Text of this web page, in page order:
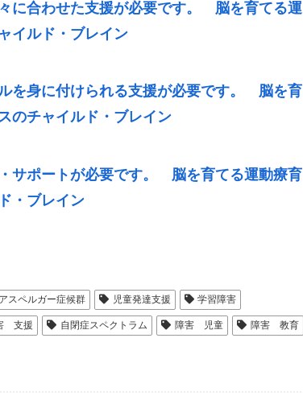
に合わせた支援が必要です。 脳を育てる運
イルド・ブレイン
を身に付けられる支援が必要です。 脳を育
のチャイルド・ブレイン
サポートが必要です。 脳を育てる運動療育
・ブレイン
アスペルガー症候群 児童発達支援 学習障害
支援 自閉症スペクトラム 障害 児童 障害 教育